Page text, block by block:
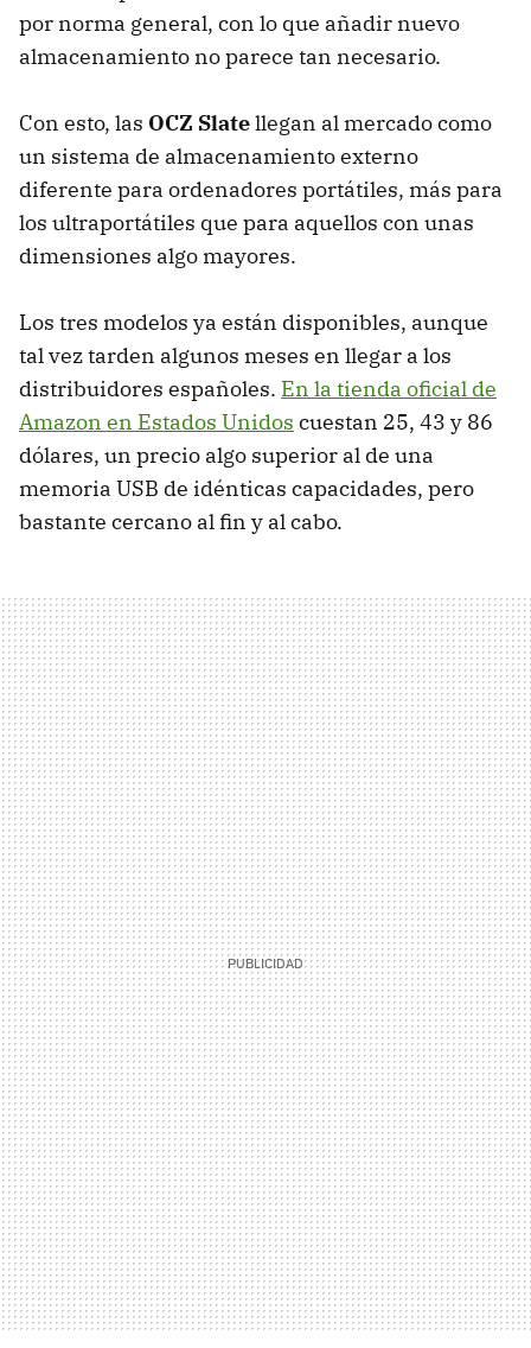
por norma general, con lo que añadir nuevo
almacenamiento no parece tan necesario.
Con esto, las OCZ Slatellegan al mercado como
un sistema de almacenamiento externo
diferente para ordenadores portátiles, más para
los ultraportátiles que para aquellos con unas
dimensiones algo mayores.
Los tres modelos ya están disponibles, aunque
tal vez tarden algunos meses en llegar a los
distribuidores españoles. En la tienda oficial de
Amazon en Estados Unidos cuestan 25, 43 y 86
dólares, un precio algo superior al de una
memoria USB de idénticas capacidades, pero
bastante cercano al fin y al cabo.